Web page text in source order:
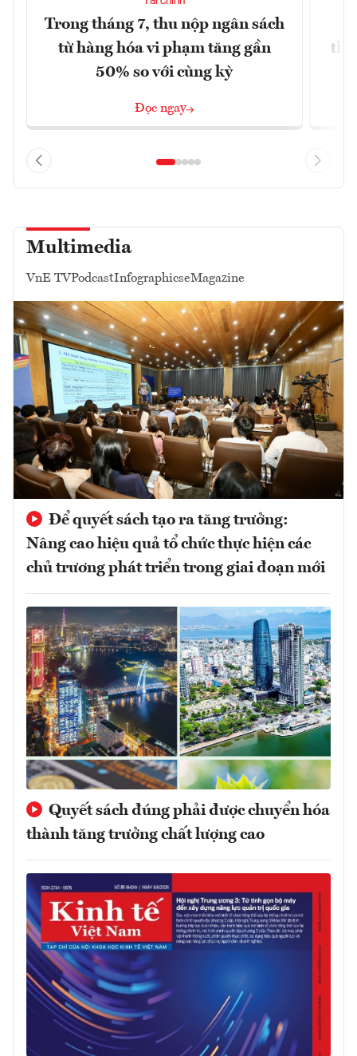
Trong tháng 7, thu nộp ngân sách
từ hàng hóa vi phạm tăng gần
50% so với cùng kỳ
Đọc ngay
Multimedia
VnE TVPodcastInfographicseMagazine
Để quyết sách tạo ra tăng trưởng:
Nâng cao hiệu quả tổ chức thực hiện các
chủ trương phát triển trong giai đoạn mới
Quyết sách đúng phải được chuyển hóa
thành tăng trưởng chất lượng cao